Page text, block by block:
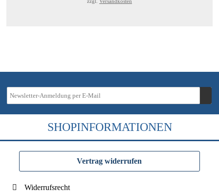
SHOPINFORMATIONEN
Vertrag widerrufen
Widerrufsrecht